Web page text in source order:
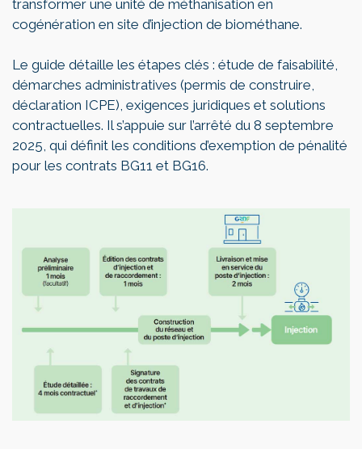
transformer une unité de méthanisation en
cogénération en site d’injection de biométhane.
Le guide détaille les étapes clés : étude de faisabilité,
démarches administratives (permis de construire,
déclaration ICPE), exigences juridiques et solutions
contractuelles. Il s’appuie sur l’arrêté du 8 septembre
2025, qui définit les conditions d’exemption de pénalité
pour les contrats BG11 et BG16.